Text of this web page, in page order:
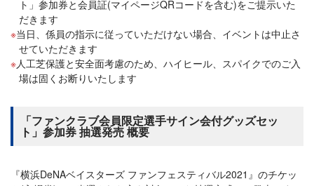
ト」参加券と会員証(マイページQRコードを含む)をご提示いた
だきます
当日、係員の指示に従っていただけない場合、イベントは中止さ
せていただきます
人工芝保護と安全面考慮のため、ハイヒール、スパイクでのご入
場は固くお断りいたします
「ファンクラブ会員限定選手サイン会付グッズセッ
ト」参加券 抽選発売 概要
『横浜DeNAベイスターズ ファンフェスティバル2021』のチケッ